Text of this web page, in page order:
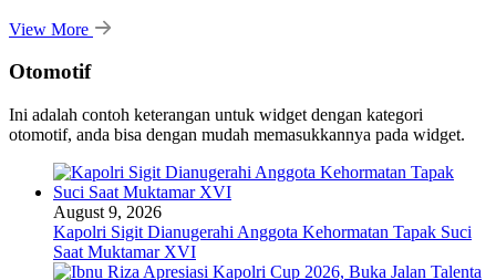
View More
Otomotif
Ini adalah contoh keterangan untuk widget dengan kategori
otomotif, anda bisa dengan mudah memasukkannya pada widget.
August 9, 2026
Kapolri Sigit Dianugerahi Anggota Kehormatan Tapak Suci
Saat Muktamar XVI